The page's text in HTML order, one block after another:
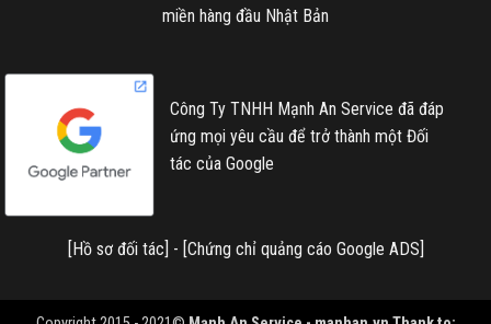
miền hàng đầu Nhật Bản
Công Ty TNHH Mạnh An Service đã đáp
ứng mọi yêu cầu để trở thành một Đối
tác của Google
[Hồ sơ đối tác] - [Chứng chỉ quảng cáo Google ADS]